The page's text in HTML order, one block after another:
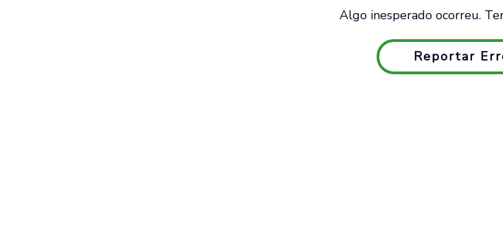
Algo inesperado ocorreu.
Reportar